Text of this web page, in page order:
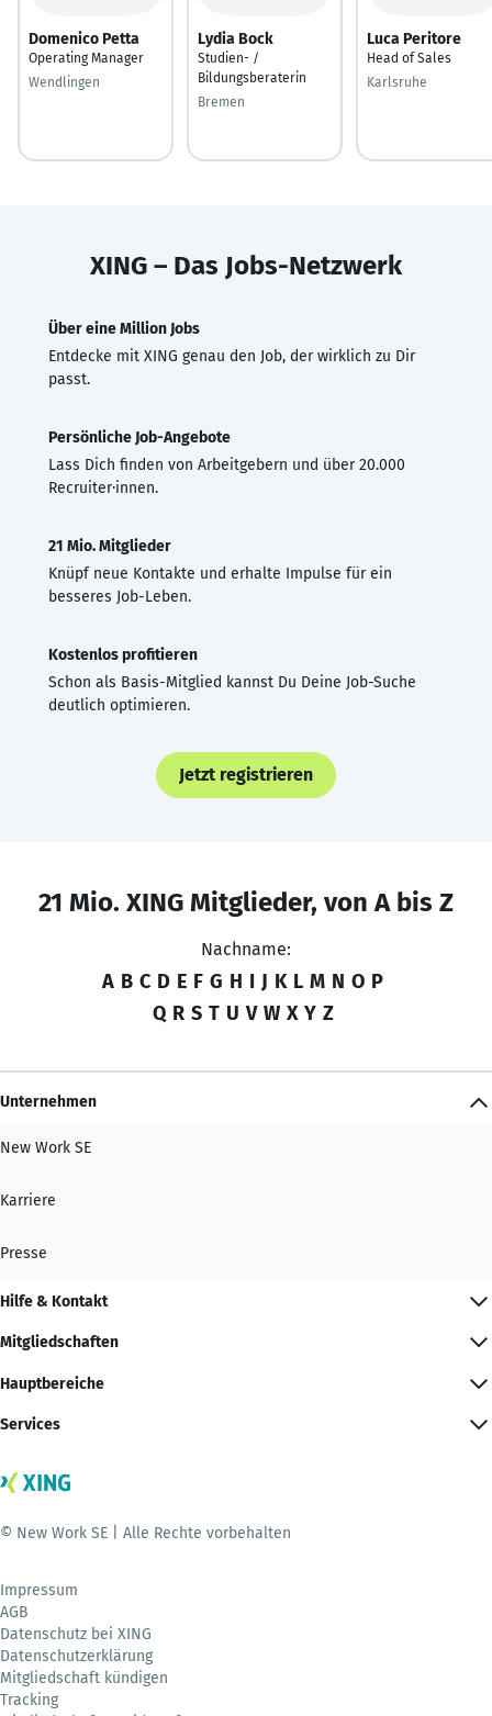
Domenico Petta
Operating Manager
Wendlingen
Lydia Bock
Studien- /
Bildungsberaterin
Bremen
Luca Peritore
Head of Sales
Karlsruhe
XING – Das Jobs-Netzwerk
Über eine Million Jobs
Entdecke mit XING genau den Job, der wirklich zu Dir
passt.
Persönliche Job-Angebote
Lass Dich finden von Arbeitgebern und über 20.000
Recruiter·innen.
21 Mio. Mitglieder
Knüpf neue Kontakte und erhalte Impulse für ein
besseres Job-Leben.
Kostenlos profitieren
Schon als Basis-Mitglied kannst Du Deine Job-Suche
deutlich optimieren.
Jetzt registrieren
21 Mio. XING Mitglieder, von A bis Z
Nachname:
A B C D E F G H I J K L M N O P
Q R S T U V W X Y Z
Unternehmen
New Work SE
Karriere
Presse
Hilfe & Kontakt
Mitgliedschaften
Hauptbereiche
Services
© New Work SE | Alle Rechte vorbehalten
Impressum
AGB
Datenschutz bei XING
Datenschutzerklärung
Mitgliedschaft kündigen
Tracking